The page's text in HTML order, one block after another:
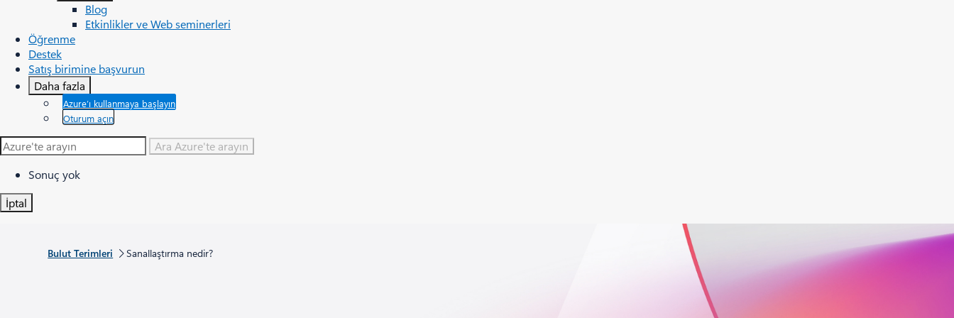
Blog
Etkinlikler ve Web seminerleri
Öğrenme
Destek
Satış birimine başvurun
Daha fazla
Azure’ı kullanmaya başlayın
Oturum açın
Ara Azure'te arayın
Sonuç yok
İptal
Bulut Terimleri Sanallaştırma nedir?